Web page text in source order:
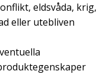
eldsvåda, krig,
eller utebliven